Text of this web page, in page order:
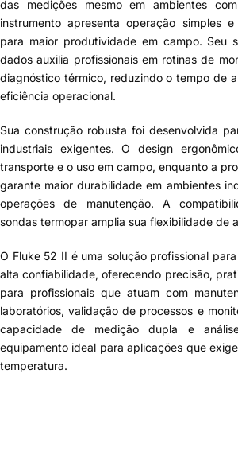
das medições mesmo em ambientes
instrumento apresenta operação simples
para maior produtividade em campo. Seu
dados auxilia profissionais em rotinas de
diagnóstico térmico, reduzindo o tempo de
eficiência operacional.
Sua construção robusta foi desenvolvida
industriais exigentes. O design
transporte e o uso em campo, enquanto a
garante maior durabilidade em ambientes
operações de manutenção. A
sondas termopar amplia sua flexibilidade de
O Fluke 52 II é uma solução profissional
alta confiabilidade, oferecendo precisão,
para profissionais que atuam com
laboratórios, validação de processos e
capacidade de medição dupla e
equipamento ideal para aplicações que
temperatura.